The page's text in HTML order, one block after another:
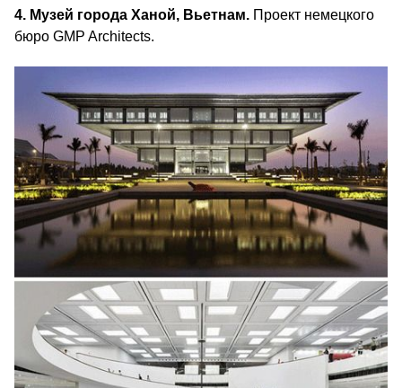
4. Музей города Ханой, Вьетнам. Проект немецкого
бюро GMP Architects.